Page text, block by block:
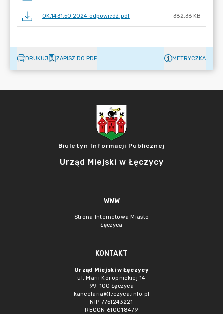
OK.1431.50.2024 odpowiedź.pdf 382.36 KB
DRUKUJ ZAPISZ DO PDF METRYCZKA
Biuletyn Informacji Publicznej
Urząd Miejski w Łęczycy
WWW
Strona Internetowa Miasto
Łęczyca
KONTAKT
Urząd Miejski w Łęczycy
ul. Marii Konopnickiej 14
99-100 Łęczyca
kancelaria@leczyca.info.pl
NIP 7751243221
REGON 610018479